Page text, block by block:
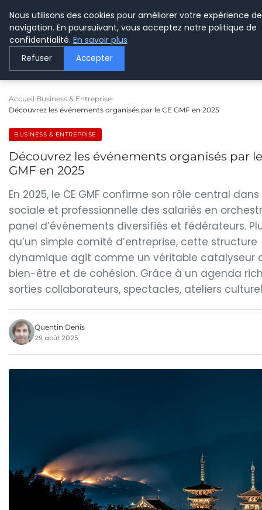
LE WEBMARKETING
Accueil Business & Entreprise
Découvrez les événements organisés par le CE GMF en 2025
BUSINESS & ENTREPRISE
Découvrez les événements organisés par
GMF en 2025
En 2025, le CE GMF confirme son rôle central
sociale et professionnelle des salariés en
panel d’événements diversifiés et fédérateurs.
qu’un simple comité d’entreprise, cette structure
dynamique agit comme un véritable catalyseur
bien-être et de cohésion. Grâce à un agenda
sorties collaborateurs, spectacles, ateliers
Quentin Denis
29 août 2025
Nous utilisons des cookies pour améliorer votre expérience de
navigation. En poursuivant, vous acceptez notre politique de
confidentialité. En savoir plus
Refuser Accepter